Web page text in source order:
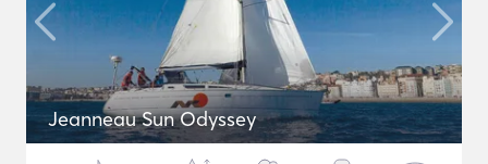
Jeanneau Sun Odyssey